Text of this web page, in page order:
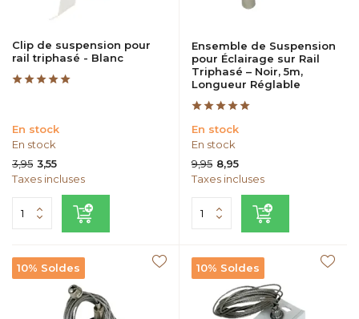
Clip de suspension pour
rail triphasé - Blanc
En stock
En stock
3,95 3,55
Taxes incluses
Ensemble de Suspension
pour Éclairage sur Rail
Triphasé – Noir, 5m,
Longueur Réglable
En stock
En stock
9,95 8,95
Taxes incluses
10% Soldes 10% Soldes